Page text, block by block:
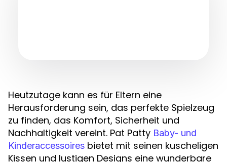
Heutzutage kann es für Eltern eine
Herausforderung sein, das perfekte Spielzeug
zu finden, das Komfort, Sicherheit und
Nachhaltigkeit vereint. Pat Patty Baby- und
Kinderaccessoires bietet mit seinen kuscheligen
Kissen und lustigen Designs eine wunderbare